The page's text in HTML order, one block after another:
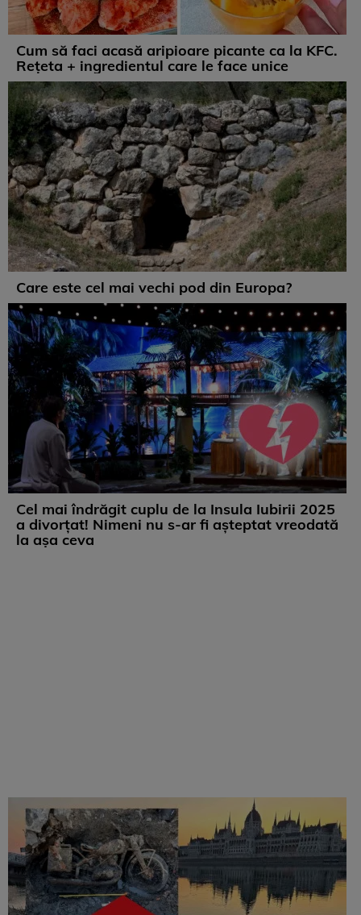
Cum să faci acasă aripioare picante ca la KFC.
Rețeta + ingredientul care le face unice
Care este cel mai vechi pod din Europa?
Cel mai îndrăgit cuplu de la Insula Iubirii 2025
a divorțat! Nimeni nu s-ar fi așteptat vreodată
la așa ceva